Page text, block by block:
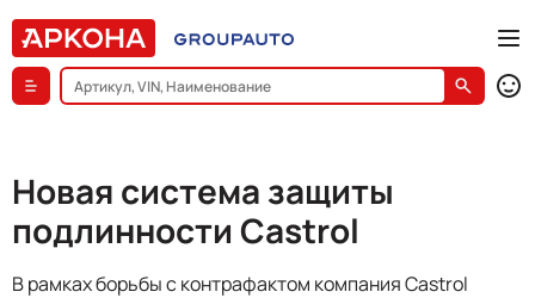
Новая система защиты
подлинности Castrol
В рамках борьбы с контрафактом компания Castrol